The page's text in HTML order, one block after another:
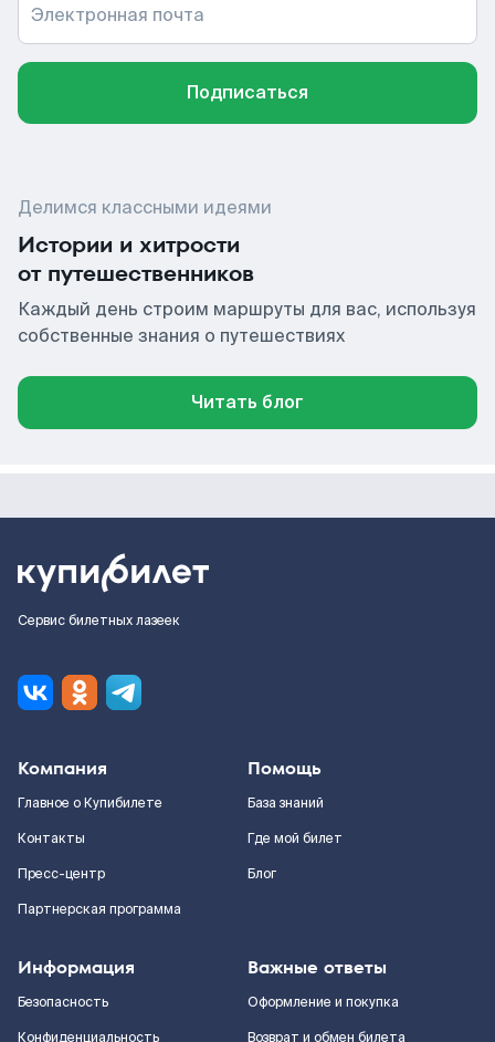
Электронная почта
Подписаться
Делимся классными идеями
Истории и хитрости
от путешественников
Каждый день строим маршруты для вас, используя
собственные знания о путешествиях
Читать блог
Сервис билетных лазеек
Компания
Главное о Купибилете
Контакты
Пресс-центр
Партнерская программа
Помощь
База знаний
Где мой билет
Блог
Информация
Безопасность
Конфиденциальность
Важные ответы
Оформление и покупка
Возврат и обмен билета